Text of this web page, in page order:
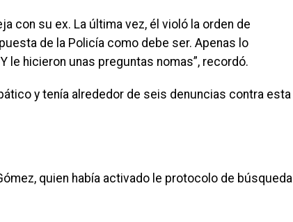
con su ex. La última vez, él violó la orden de
de la Policía como debe ser. Apenas lo
le hicieron unas preguntas nomas”, recordó.
y tenía alrededor de seis denuncias contra esta
quien había activado le protocolo de búsqueda